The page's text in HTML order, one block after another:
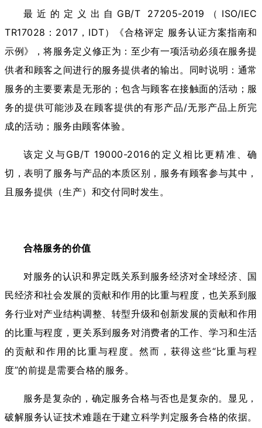
最近的定义出自GB/T 27205-2019（ISO/IEC
TR17028：2017，IDT）《合格评定 服务认证方案指南和
示例》，将服务定义修正为：至少有一项活动必须在服务提
供者和顾客之间进行的服务提供者的输出。同时说明：通常
服务的主要要素是无形的；包含与顾客在接触面的活动；服
务的提供可能涉及在顾客提供的有形产品/无形产品上所完
成的活动；服务由顾客体验。
该定义与GB/T 19000-2016的定义相比更精准、确
切，表明了服务与产品的本质区别，服务有顾客参与其中，
且服务提供（生产）和交付同时发生。
合格服务的价值
对服务的认识和界定既关系到服务经济对全球经济、国
民经济和社会发展的贡献和作用的比重与程度，也关系到服
务行业对产业结构调整、转型升级和创新发展的贡献和作用
的比重与程度，更关系到服务对消费者的工作、学习和生活
的贡献和作用的比重与程度。然而，获得这些“比重与程
度”的前提是需要合格的服务。
服务是复杂的，确定服务合格与否也是复杂的。显见，
破解服务认证技术难题在于建立科学判定服务合格的依据。